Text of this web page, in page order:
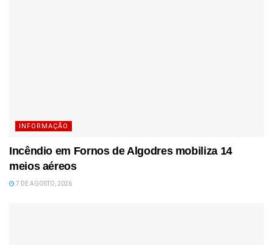
INFORMAÇÃO
Incêndio em Fornos de Algodres mobiliza 14
meios aéreos
7 DE AGOSTO, 2026